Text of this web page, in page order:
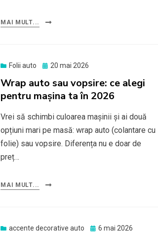
MAI MULT...
Folii auto
Posted
20 mai 2026
Wrap auto sau vopsire: ce alegi
pentru mașina ta în 2026
Vrei să schimbi culoarea mașinii și ai două
opțiuni mari pe masă: wrap auto (colantare cu
folie) sau vopsire. Diferența nu e doar de
preț…
MAI MULT...
accente decorative auto
Posted
6 mai 2026